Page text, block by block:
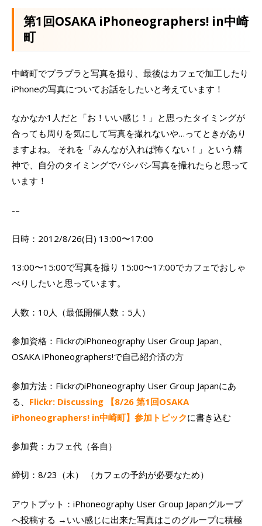
第1回OSAKA iPhoneographers! in中崎
町
中崎町でプラプラと写真を撮り、最後はカフェで加工したり
iPhoneの写真についてお話をしたいと考えています！
なかなか1人だと「お！いい感じ！」と思ったタイミングが
合っても周りを気にして写真を撮れないや…ってときがあり
ますよね。 それを「みんなが入れば怖くない！」という精
神で、自分のタイミングでバシバシ写真を撮れたらと思って
います！
-–
日時：2012/8/26(日) 13:00〜17:00
13:00〜15:00で写真を撮り 15:00〜17:00でカフェでおしゃ
べりしたいと思っています。
人数：10人（最低開催人数：5人）
参加資格：FlickrのiPhoneography User Group Japan、
OSAKA iPhoneographers!で自己紹介済の方
参加方法：FlickrのiPhoneography User Group Japanにあ
る、 Flickr: Discussing 【8/26 第1回OSAKA
iPhoneographers! in中崎町】参加トピックに書き込む
参加費：カフェ代（各自）
締切：8/23（木） （カフェの予約が必要なため）
アウトプット：iPhoneography User Group Japanグループ
へ投稿する →いい感じに出来た写真はこのグループに積極